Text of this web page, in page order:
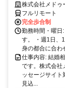
株式会社メドゥ
フルリモート
完全歩合制
勤務時間・曜日
す。 ・週1日、
身の都合に合わ
仕事内容: 結婚
です。株式会社
ッセージサイト
見込...